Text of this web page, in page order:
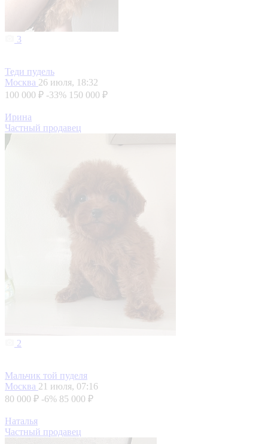
3
Теди пудель
Москва 26 июля, 18:32
100 000 ₽ -33% 150 000 ₽
Ирина
Частный продавец
2
Мальчик той пуделя
Москва 21 июля, 07:16
80 000 ₽ -6% 85 000 ₽
Наталья
Частный продавец